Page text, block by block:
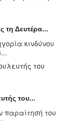
τη Δευτέρα...
κινδύνου
του...
του